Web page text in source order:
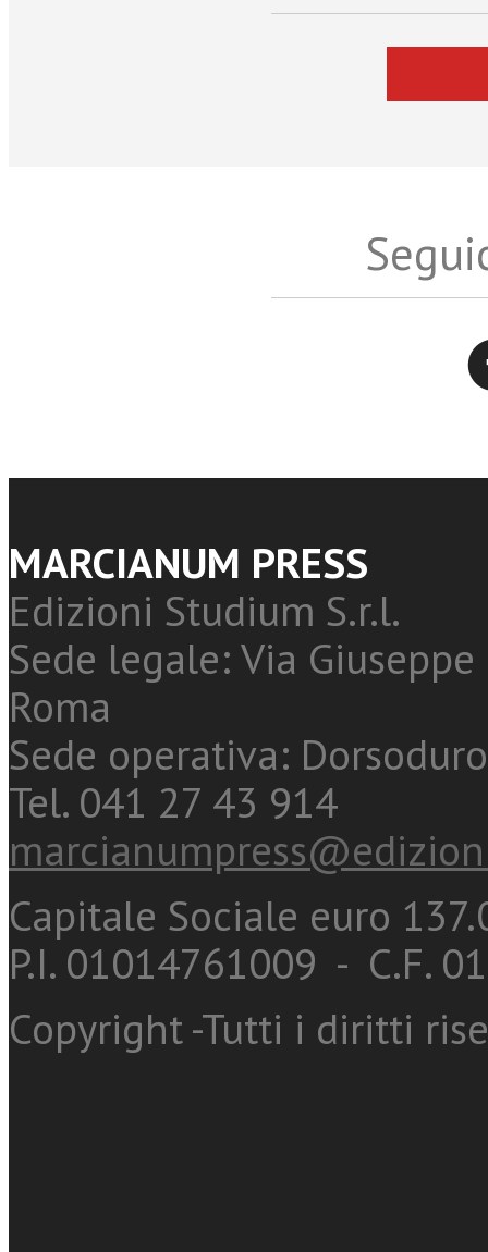
MARCIANUM PRESS
Edizioni Studium S.r.l.
Sede legale: Via
Roma
Sede operativa:
Tel. 041 27 43 914
Capitale Sociale euro
P.I. 01014761009 - C.F.
Copyright -Tutti i diritti